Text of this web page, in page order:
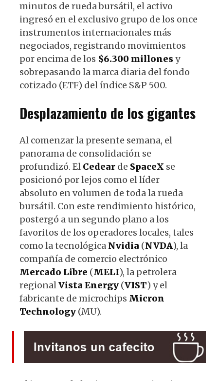
minutos de rueda bursátil, el activo
ingresó en el exclusivo grupo de los once
instrumentos internacionales más
negociados, registrando movimientos
por encima de los $6.300 millonesy
sobrepasando la marca diaria del fondo
cotizado (ETF) del índice S&P 500.
Desplazamiento de los gigantes
Al comenzar la presente semana, el
panorama de consolidación se
profundizó. El Cedear de SpaceX se
posicionó por lejos como el líder
absoluto en volumen de toda la rueda
bursátil. Con este rendimiento histórico,
postergó a un segundo plano a los
favoritos de los operadores locales, tales
como la tecnológica Nvidia (NVDA), la
compañía de comercio electrónico
Mercado Libre (MELI), la petrolera
regional Vista Energy (VIST) y el
fabricante de microchips Micron
Technology (MU).